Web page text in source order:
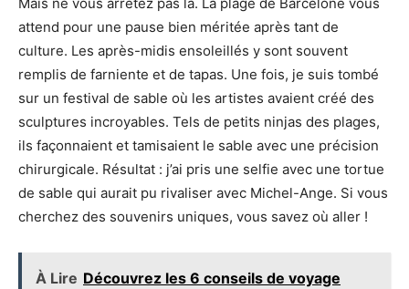
attend pour une pause bien méritée après tant de
culture. Les après-midis ensoleillés y sont souvent
remplis de farniente et de tapas. Une fois, je suis tombé
sur un festival de sable où les artistes avaient créé des
sculptures incroyables. Tels de petits ninjas des plages,
ils façonnaient et tamisaient le sable avec une précision
chirurgicale. Résultat : j’ai pris une selfie avec une tortue
de sable qui aurait pu rivaliser avec Michel-Ange. Si vous
cherchez des souvenirs uniques, vous savez où aller !
À Lire Découvrez les 6 conseils de voyage